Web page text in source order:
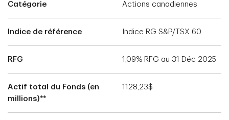
Catégorie Actions canadiennes
Indice de référence Indice RG S&P/TSX 60
RFG 1,09% RFG au 31 Déc 2025
Actif total du Fonds (en
millions)**
1128,23$